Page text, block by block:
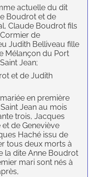
actuelle du dit
Boudrot et de
Claude Boudrot fils
de
Judith Belliveau fille
Mélançon du Port
Jean;
et de Judith
en première
Jean au mois
trois, Jacques
de Geneviève
Haché issu de
tous deux morts à
la dite Anne Boudrot
mari sont nés à